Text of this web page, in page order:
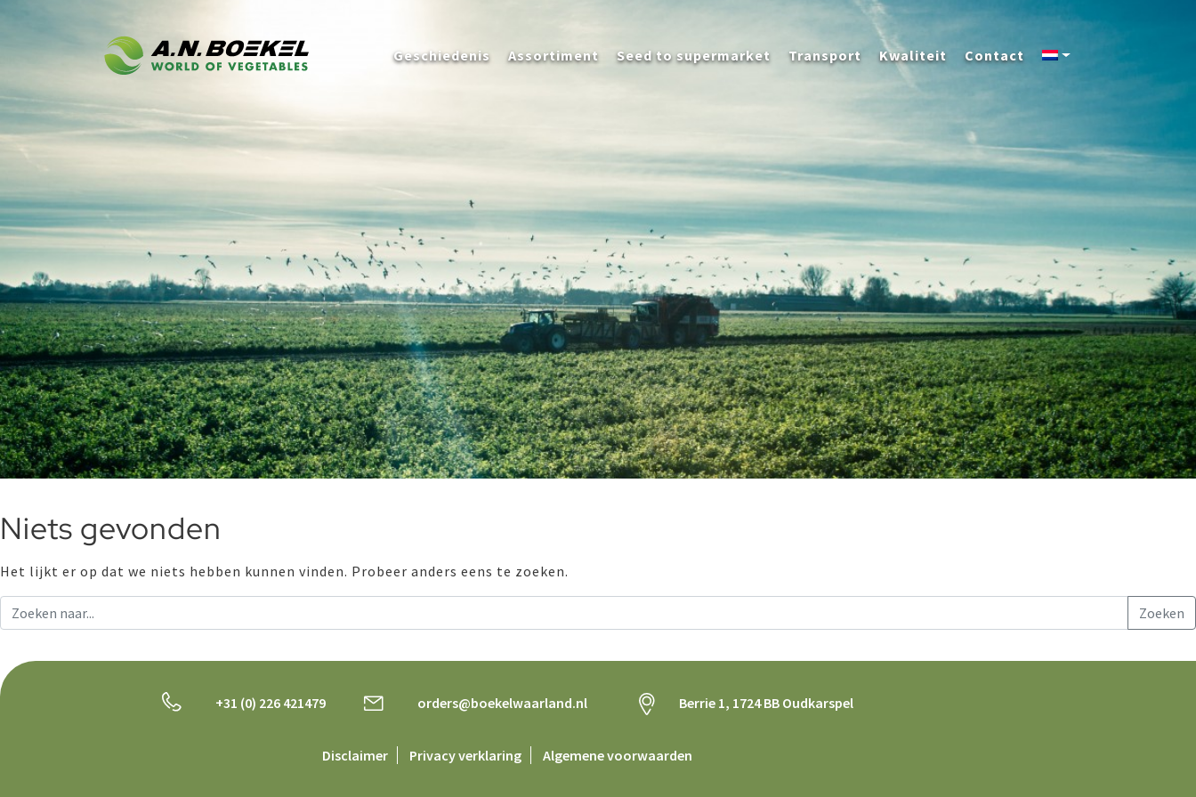
Geschiedenis Assortiment Seed to supermarket Transport Kwaliteit Contact
Niets gevonden
Het lijkt er op dat we niets hebben kunnen vinden. Probeer anders eens te zoeken.
+31 (0) 226 421479 orders@boekelwaarland.nl Berrie 1, 1724 BB Oudkarspel
Disclaimer Privacy verklaring Algemene voorwaarden